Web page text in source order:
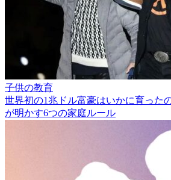
子供の教育
世界初の1兆ドル富豪はいかに育っ
が明かす6つの家庭ルール